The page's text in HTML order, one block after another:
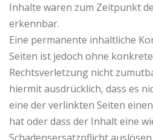
Inhalte waren zum Zeitpunkt
erkennbar.
Eine permanente inhaltliche
Seiten ist jedoch ohne
Rechtsverletzung nicht
hiermit ausdrücklich, dass es
eine der verlinkten Seiten
hat oder dass der Inhalt eine